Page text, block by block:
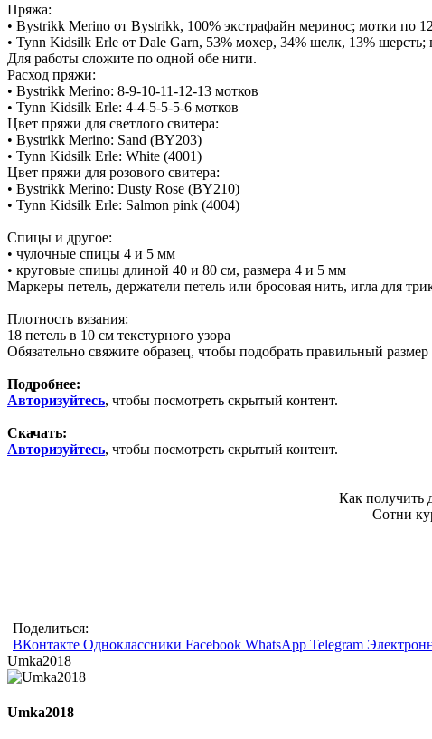
Пряжа:
• Bystrikk Merino от Bystrikk, 100% экстрафайн меринос; мотки по
• Tynn Kidsilk Erle от Dale Garn, 53% мохер, 34% шелк, 13%
Для работы сложите по одной обе нити.
Расход пряжи:
• Bystrikk Merino: 8-9-10-11-12-13 мотков
• Tynn Kidsilk Erle: 4-4-5-5-5-6 мотков
Цвет пряжи для светлого свитера:
• Bystrikk Merino: Sand (BY203)
• Tynn Kidsilk Erle: White (4001)
Цвет пряжи для розового свитера:
• Bystrikk Merino: Dusty Rose (BY210)
• Tynn Kidsilk Erle: Salmon pink (4004)
Спицы и другое:
• чулочные спицы 4 и 5 мм
• круговые спицы длиной 40 и 80 см, размера 4 и 5 мм
Маркеры петель, держатели петель или бросовая нить, игла для
Плотность вязания:
18 петель в 10 см текстурного узора
Обязательно свяжите образец, чтобы подобрать правильный
Подробнее:
Авторизуйтесь, чтобы посмотреть скрытый контент.
Скачать:
Авторизуйтесь, чтобы посмотреть скрытый контент.
Как получить
Сотни
Поделиться:
ВКонтакте Одноклассники Facebook WhatsApp Telegram
Umka2018
Umka2018